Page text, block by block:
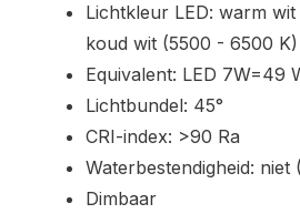
Lichtkleur LED: warm
koud wit (5500 - 6500 K)
Equivalent: LED 7W=49
Lichtbundel: 45°
CRI-index: >90 Ra
Waterbestendigheid: niet
Dimbaar